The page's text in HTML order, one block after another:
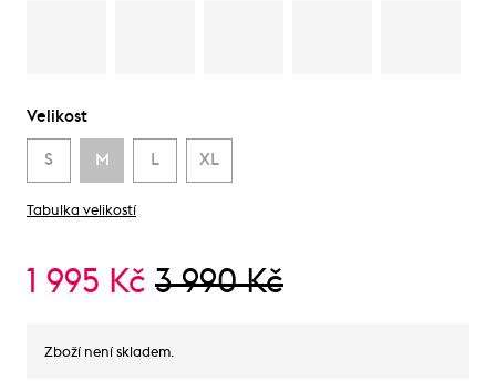
Velikost
S M L XL
Tabulka velikostí
1 995 Kč 3 990 Kč
Zboží není skladem.